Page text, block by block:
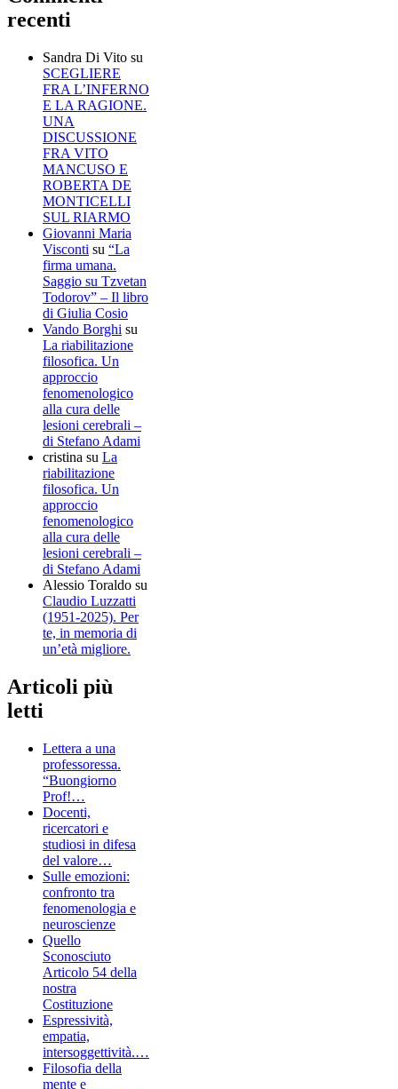
recenti
Sandra Di Vito su
SCEGLIERE
FRA L’INFERNO
E LA RAGIONE.
UNA
DISCUSSIONE
FRA VITO
MANCUSO E
ROBERTA DE
MONTICELLI
SUL RIARMO
Giovanni Maria
Visconti su “La
firma umana.
Saggio su Tzvetan
Todorov” – Il libro
di Giulia Cosio
Vando Borghi su
La riabilitazione
filosofica. Un
approccio
fenomenologico
alla cura delle
lesioni cerebrali –
di Stefano Adami
cristina su La
riabilitazione
filosofica. Un
approccio
fenomenologico
alla cura delle
lesioni cerebrali –
di Stefano Adami
Alessio Toraldo su
Claudio Luzzatti
(1951-2025). Per
te, in memoria di
un’età migliore.
Articoli più
letti
Lettera a una
professoressa.
“Buongiorno
Prof!…
Docenti,
ricercatori e
studiosi in difesa
del valore…
Sulle emozioni:
confronto tra
fenomenologia e
neuroscienze
Quello
Sconosciuto
Articolo 54 della
nostra
Costituzione
Espressività,
empatia,
intersoggettività.…
Filosofia della
mente e